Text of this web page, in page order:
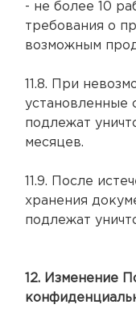
- не более 10
требования о
возможным
11.8. При
установленные
подлежат
месяцев.
11.9. После
хранения
подлежат
12. Изменение